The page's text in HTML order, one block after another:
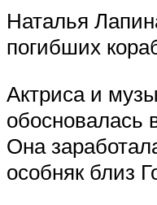
Наталья
погибших
Актриса и
обосновалась
Она
особняк близ